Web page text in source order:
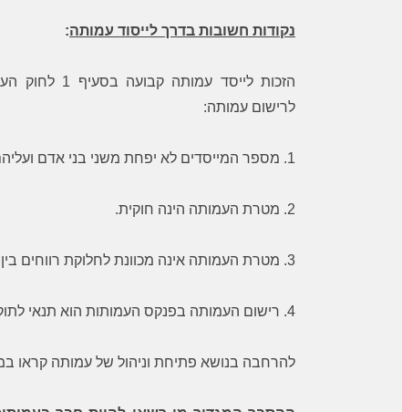
נקודות חשובות בדרך לייסוד עמותה:
הזכות לייסד
לרישום עמותה:
1. מספר המייסדים לא יפחת משני בני אדם ועליהם להיות בגירים מעל גיל 18.
2. מטרת העמותה הינה חוקית.
3. מטרת העמותה אינה מכוונת לחלוקת רווחים בין חבריה.
4. רישום העמותה בפנקס העמותות הוא תנאי לתוקפה.
להרחבה בנושא פתיחת וניהול של עמותה קראו